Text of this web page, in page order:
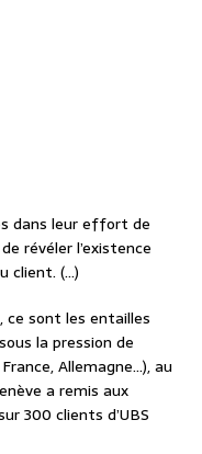
dans leur effort de
révéler l’existence
client. (…)
ce sont les entailles
la pression de
Allemagne…), au
a remis aux
300 clients d’UBS